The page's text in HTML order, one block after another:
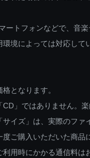
ートフォンなどで、音
境によっては対応して
となります。
CD」ではありません。
サイズ」は、実際のファ
度ご購入いただいた商
利用時にかかる通信料は